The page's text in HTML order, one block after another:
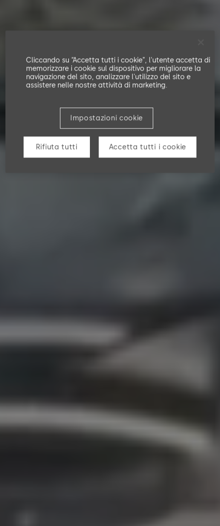
Cliccando su “Accetta tutti i cookie”, l'utente accetta di
memorizzare i cookie sul dispositivo per migliorare la
navigazione del sito, analizzare l'utilizzo del sito e
assistere nelle nostre attività di marketing.
Impostazioni cookie
Rifiuta tutti Accetta tutti i cookie